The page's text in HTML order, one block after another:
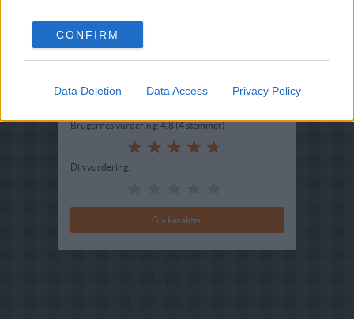
CONFIRM
Data Deletion Data Access Privacy Policy
Oprindelsesland :Italien
Indsendt af : Adam
Indsendt :2006-05-03
Brugernes vurdering:4.8(4stemmer)
Din vurdering: